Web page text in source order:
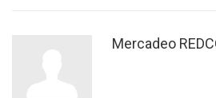
Mercadeo